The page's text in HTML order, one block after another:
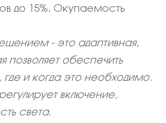
до 15%. Окупаемость
- это адаптивная,
позволяет обеспечить
и когда это необходимо.
включение,
света.